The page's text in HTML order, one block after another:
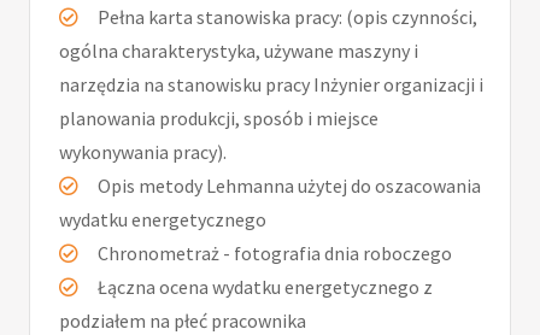
Pełna karta stanowiska pracy: (opis czynności,
ogólna charakterystyka, używane maszyny i
narzędzia na stanowisku pracy Inżynier organizacji i
planowania produkcji, sposób i miejsce
wykonywania pracy).
Opis metody Lehmanna użytej do oszacowania
wydatku energetycznego
Chronometraż - fotografia dnia roboczego
Łączna ocena wydatku energetycznego z
podziałem na płeć pracownika